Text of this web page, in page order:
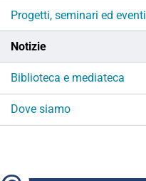
i
n
Progetti, seminari ed eventi
Notizie
Biblioteca e mediateca
Dove siamo